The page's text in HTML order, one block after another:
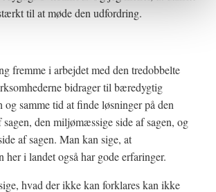
til at møde den udfordring.
fremme i arbejdet med den tredobbelte
bidrager til bæredygtig
samme tid at finde løsninger på den
den miljømæssige side af sagen, og
af sagen. Man kan sige, at
her i landet også har gode erfaringer.
hvad der ikke kan forklares kan ikke